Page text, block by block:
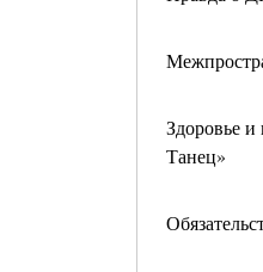
Здоровье
Танец»